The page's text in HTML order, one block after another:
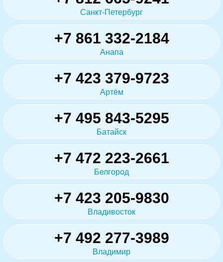
Санкт-Петербург
+7 861 332-2184
Анапа
+7 423 379-9723
Артём
+7 495 843-5295
Батайск
+7 472 223-2661
Белгород
+7 423 205-9830
Владивосток
+7 492 277-3989
Владимир